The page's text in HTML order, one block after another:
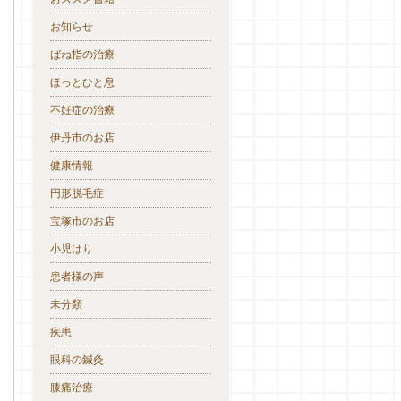
お知らせ
ばね指の治療
ほっとひと息
不妊症の治療
伊丹市のお店
健康情報
円形脱毛症
宝塚市のお店
小児はり
患者様の声
未分類
疾患
眼科の鍼灸
膝痛治療